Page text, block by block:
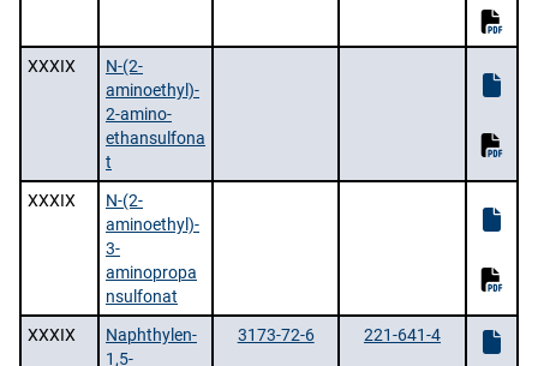
XXXIX
N-(2-
aminoethyl)-
2-amino-
ethansulfona
t
XXXIX
N-(2-
aminoethyl)-
3-
aminopropa
nsulfonat
XXXIX
Naphthylen-
1,5-
3173-72-6 221-641-4